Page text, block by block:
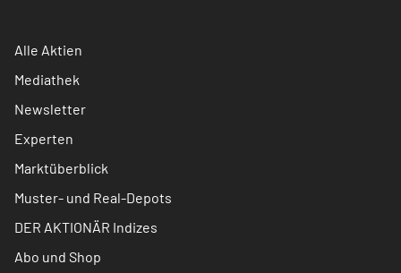
Alle Aktien
Mediathek
Newsletter
Experten
Marktüberblick
Muster- und Real-Depots
DER AKTIONÄR Indizes
Abo und Shop